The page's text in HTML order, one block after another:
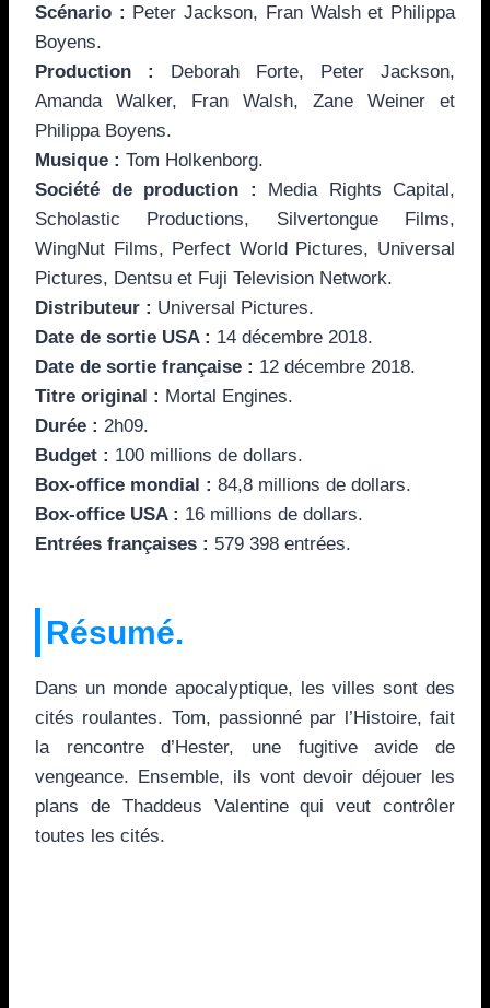
Scénario : Peter Jackson, Fran Walsh et Philippa
Boyens.
Production :
Deborah Forte, Peter Jackson,
Amanda Walker, Fran Walsh, Zane Weiner et
Philippa Boyens.
Musique : Tom Holkenborg.
Société de production : Media Rights Capital,
Scholastic Productions, Silvertongue Films,
WingNut Films, Perfect World Pictures, Universal
Pictures, Dentsu et Fuji Television Network.
Distributeur : Universal Pictures.
Date de sortie USA : 14 décembre 2018.
Date de sortie française : 12 décembre 2018.
Titre original : Mortal Engines.
Durée : 2h09.
Budget : 100 millions de dollars.
Box-office mondial : 84,8 millions de dollars.
Box-office USA : 16 millions de dollars.
Entrées françaises : 579 398 entrées.
Résumé.
Dans un monde apocalyptique, les villes sont des
cités roulantes. Tom, passionné par l’Histoire, fait
la rencontre d’Hester, une fugitive avide de
vengeance. Ensemble, ils vont devoir déjouer les
plans de Thaddeus Valentine qui veut contrôler
toutes les cités.